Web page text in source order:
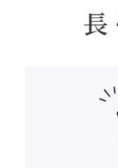
長